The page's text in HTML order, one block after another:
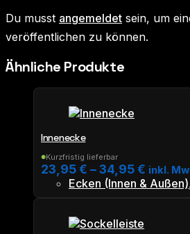
Du musst angemeldet sein, um
veröffentlichen zu können.
Ähnliche Produkte
Innenecke
●Kurzfristig lieferbar
23,95€ –34,95€ inkl.
Ecken (Innen & Außen)